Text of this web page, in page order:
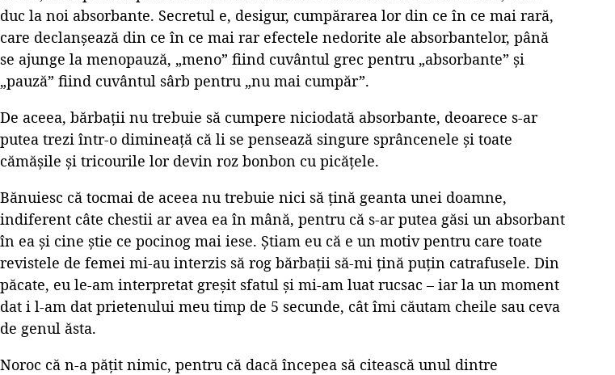
duc la noi absorbante. Secretul e, desigur, cumpărarea lor din ce în ce mai rară,
care declanșează din ce în ce mai rar efectele nedorite ale absorbantelor, până
se ajunge la menopauză, „meno” fiind cuvântul grec pentru „absorbante” și
„pauză” fiind cuvântul sârb pentru „nu mai cumpăr”.
De aceea, bărbații nu trebuie să cumpere niciodată absorbante, deoarece s-ar
putea trezi într-o dimineață că li se pensează singure sprâncenele și toate
cămășile și tricourile lor devin roz bonbon cu picățele.
Bănuiesc că tocmai de aceea nu trebuie nici să țină geanta unei doamne,
indiferent câte chestii ar avea ea în mână, pentru că s-ar putea găsi un absorbant
în ea și cine știe ce pocinog mai iese. Știam eu că e un motiv pentru care toate
revistele de femei mi-au interzis să rog bărbații să-mi țină puțin catrafusele. Din
păcate, eu le-am interpretat greșit sfatul și mi-am luat rucsac – iar la un moment
dat i l-am dat prietenului meu timp de 5 secunde, cât îmi căutam cheile sau ceva
de genul ăsta.
Noroc că n-a pățit nimic, pentru că dacă începea să citească unul dintre